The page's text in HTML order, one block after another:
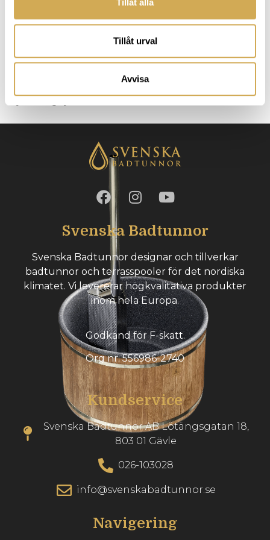
Tillåt alla
Tillåt urval
Avvisa
Vi erbjuder rökrörsskydd som tillbehör till båda våra
man eldar, uppemot 600 grader, så det är viktigt att
Svenska Badtunnor
Svenska Badtunnor designar och tillverkar
badtunnor och terrasspooler för det nordiska
klimatet. Vi levererar högkvalitativa produkter
inom hela Europa.
Godkänd för F-skatt.
Org nr. 556986-2740
Kundservice
Svenska Badtunnor AB Lötängsgatan 18,
803 01 Gävle
026-103028
info@svenskabadtunnor.se
Navigering